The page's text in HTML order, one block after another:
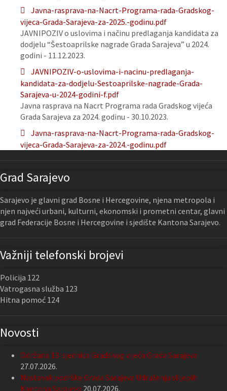
Javna-rasprava-na-Nacrt-Programa-rada-Gradskog-
vijeca-Grada-Sarajeva-za-2025.-godinu.pdf
JAVNIPOZIV o uslovima i načinu predlaganja kandidata za
dodjelu “Šestoaprilske nagrade Grada Sarajeva” u 2024.
godini - 11.12.2023.
JAVNIPOZIV-o-uslovima-i-nacinu-predlaganja-
kandidata-za-dodjelu-Sestoaprilske-nagrade-Grada-
Sarajeva-u-2024-godini-f.pdf
Javna rasprava na Nacrt Programa rada Gradskog vijeća
Grada Sarajeva za 2024. godinu - 30.10.2023.
Javna-rasprava-na-Nacrt-Programa-rada-Gradskog-
vijeca-Grada-Sarajeva-za-2024.-godinu.pdf
Grad Sarajevo
Sarajevo je glavni grad Bosne i Hercegovine, njena metropola i
njen najveći urbani, kulturni, ekonomski i prometni centar, glavni
grad Federacije Bosne i Hercegovine i sjedište Kantona Sarajevo.
Važniji telefonski brojevi
Policija 122
Vatrogasna služba 123
Hitna pomoć 124
Novosti
Održana 13. sjednica Gradskog vijeća Grada Sarajeva
27.07.2026.
Nastavak podrške Grada Sarajeva Udruženju slijepih
Kantona Sarajevo 20.07.2026.